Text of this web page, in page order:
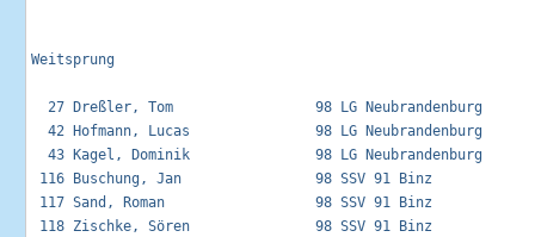
Weitsprung
27 Dreßler, Tom                 98 LG
42 Hofmann, Lucas               98 LG
43 Kagel, Dominik               98 LG
116 Buschung, Jan                98 SSV
117 Sand, Roman                  98 SSV
118 Zischke, Sören               98 SSV